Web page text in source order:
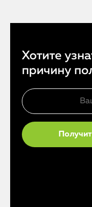
Хотите
причину